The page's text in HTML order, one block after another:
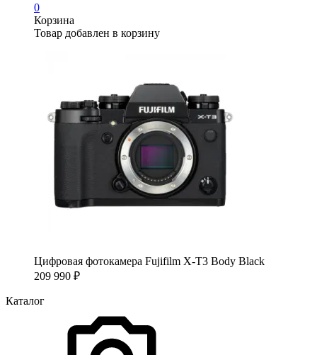
0
Корзина
Товар добавлен в корзину
Цифровая фотокамера Fujifilm X-T3 Body Black
209 990 ₽
Каталог